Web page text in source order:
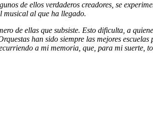
de ellos verdaderos creadores, se
musical al que ha llegado.
de ellas que subsiste. Esto dificulta, a
han sido siempre las mejores
a mi memoria, que, para mi suerte,